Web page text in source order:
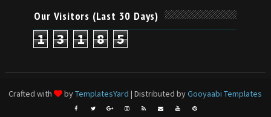
Our Visitors (Last 30 Days)
1 3 1 8 5
Crafted with byTemplatesYard | Distributed byGooyaabi Templates